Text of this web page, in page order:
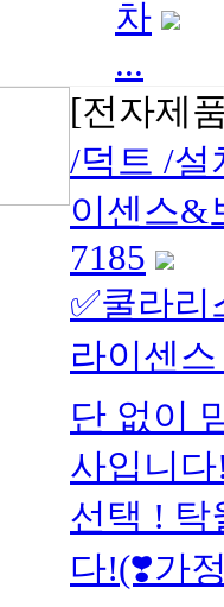
차
...
[전자제
/덕트 /설
이센스&
7185
✅쿨라리
라이센
단 없이
사입니
선택 ! 탁
다!(❣️가